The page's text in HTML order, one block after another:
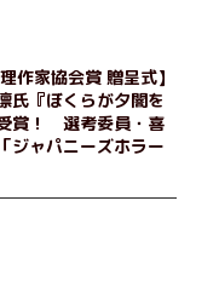
江島だ。だが彼に
を偽らない女たちの
な、セクシュアリティ
作家協会賞 贈呈式】
氏『ぼくらが夕闇を
賞！ 選考委員・喜
ジャパニーズホラー